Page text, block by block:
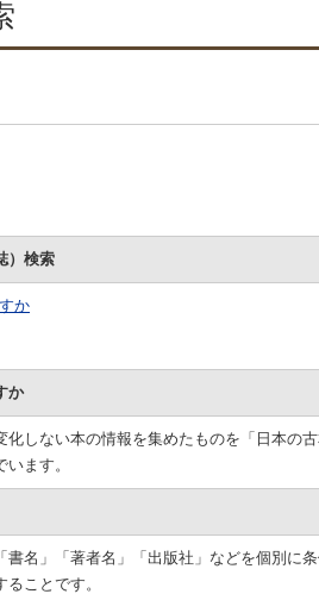
）検索
か
か
しない本の情報を集めたものを「日本の古
ます。
書名」「著者名」「出版社」などを個別に
ことです。